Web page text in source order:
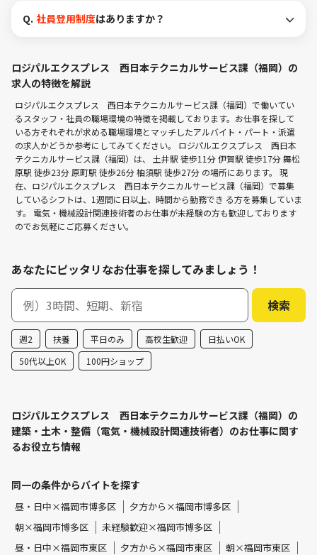
Q. 社員登用制度はありますか？
ロジパルエクスプレス 西日本テクニカルサービス課（福岡）の
求人の特徴を解説
ロジパルエクスプレス 西日本テクニカルサービス課（福岡）で働いてい
るスタッフ・社員の職場環境の特徴を掲載しております。お仕事を探して
いる方それぞれが求める職場環境とマッチしたアルバイト・パート・派遣
の求人かどうか参考にしてみてください。 ロジパルエクスプレス 西日本
テクニカルサービス課（福岡）は、 土井駅 徒歩11分伊賀駅 徒歩17分舞松
原駅 徒歩23分 原町駅 徒歩26分柚須駅 徒歩27分 の場所にあります。 現
在、ロジパルエクスプレス 西日本テクニカルサービス課（福岡）で募集
しているシフトは、1週間に日以上、時間から勤務でき る方を募集していま
す。 電気・機械設計関連技術者のお仕事が未経験の方も歓迎しております
のでお気軽にご応募ください。
あなたにピッタリなお仕事を探してみましょう！
週2 扶養 平日のみ 高校生歓迎
日払いOK
50代以上OK
100円ショップ
ロジパルエクスプレス 西日本テクニカルサービス課（福岡）の
建築・土木・整備（電気・機械設計関連技術者）のお仕事に関す
るお役立ち情報
同一の条件からバイトを探す
昼・日中×福岡市博多区
夕方から×福岡市博多区
朝×福岡市博多区
未経験歓迎×福岡市博多区
昼・日中×福岡市東区
夕方から×福岡市東区
朝×福岡市東区